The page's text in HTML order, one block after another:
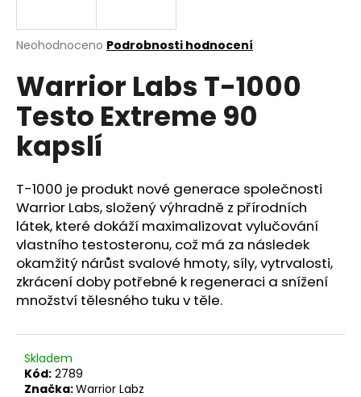
Průměrné
produktu
je
0,0
5
hvězdiček.
Neohodnoceno Podrobnosti hodnocení
Warrior Labs T-1000
Testo Extreme 90
kapslí
T-1000 je produkt nové generace společnosti
Warrior Labs, složený výhradně z přírodních
látek, které dokáží maximalizovat vylučování
vlastního testosteronu, což má za následek
okamžitý nárůst svalové hmoty, síly, vytrvalosti,
zkrácení doby potřebné k regeneraci a snížení
množství tělesného tuku v těle.
Skladem
Kód: 2789
Značka:Warrior Labz
j
t
?
HLEDAT
D
o
p
o
r
č
u